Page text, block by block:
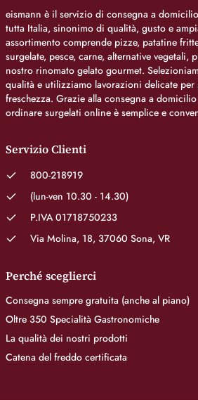
eismann è il servizio di consegna a
tutta Italia, sinonimo di qualità, gusto e
assortimento comprende pizze, patatine
surgelate, pesce, carne, alternative vegetali,
nostro rinomato gelato gourmet.
qualità e utilizziamo lavorazioni delicate per
freschezza. Grazie alla consegna a
ordinare surgelati online è semplice e
Servizio Clienti
800-218919
(lun-ven 10.30 - 14.30)
P.IVA 01718750233
Via Molina, 18, 37060 Sona, VR
Perché sceglierci
Consegna sempre gratuita (anche al piano)
Oltre 350 Specialità Gastronomiche
La qualità dei nostri prodotti
Catena del freddo certificata